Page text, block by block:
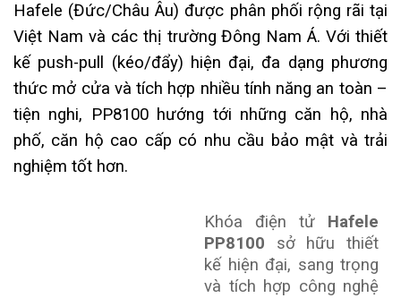
Hafele (Đức/Châu Âu) được phân phối rộng rãi tại
Việt Nam và các thị trường Đông Nam Á. Với thiết
kế push-pull (kéo/đẩy) hiện đại, đa dạng phương
thức mở cửa và tích hợp nhiều tính năng an toàn –
tiện nghi, PP8100 hướng tới những căn hộ, nhà
phố, căn hộ cao cấp có nhu cầu bảo mật và trải
nghiệm tốt hơn.
Khóa điện tử Hafele
PP8100 sở hữu thiết
kế hiện đại, sang trọng
và tích hợp công nghệ